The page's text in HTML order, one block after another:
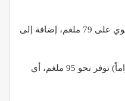
6. السبانخ: نصف كوب مطبوخ يحتوي على 79 ملغم، إضافة إلى
7. بذور الشيا: حصة صغيرة (28 غراماً) توفر نحو 95 ملغم، أي